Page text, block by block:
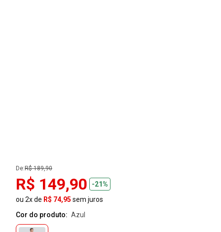
De:R$ 189,90
R$ 149,90
-21%
ou 2x de R$ 74,95 sem juros
Cor do produto:
azul